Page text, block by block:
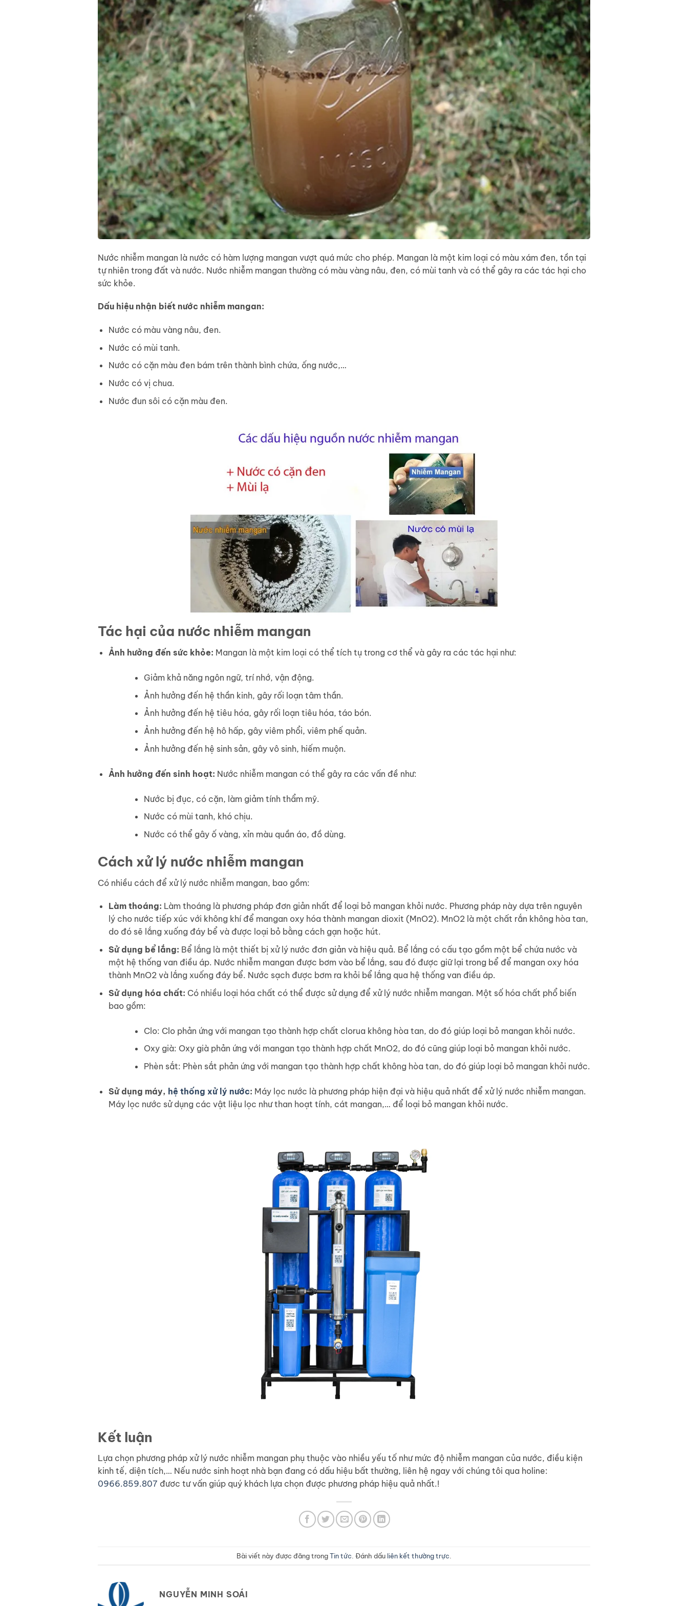
Nước nhiễm mangan là nước có hàm lượng mangan vượt quá mức cho phép. Mangan là một kim loại có màu xám đen, tồn tại
tự nhiên trong đất và nước. Nước nhiễm mangan thường có màu vàng nâu, đen, có mùi tanh và có thể gây ra các tác hại cho
sức khỏe.
Dấu hiệu nhận biết nước nhiễm mangan:
Nước có màu vàng nâu, đen.
Nước có mùi tanh.
Nước có cặn màu đen bám trên thành bình chứa, ống nước,…
Nước có vị chua.
Nước đun sôi có cặn màu đen.
Tác hại của nước nhiễm mangan
Ảnh hưởng đến sức khỏe: Mangan là một kim loại có thể tích tụ trong cơ thể và gây ra các tác hại như:
Giảm khả năng ngôn ngữ, trí nhớ, vận động.
Ảnh hưởng đến hệ thần kinh, gây rối loạn tâm thần.
Ảnh hưởng đến hệ tiêu hóa, gây rối loạn tiêu hóa, táo bón.
Ảnh hưởng đến hệ hô hấp, gây viêm phổi, viêm phế quản.
Ảnh hưởng đến hệ sinh sản, gây vô sinh, hiếm muộn.
Ảnh hưởng đến sinh hoạt: Nước nhiễm mangan có thể gây ra các vấn đề như:
Nước bị đục, có cặn, làm giảm tính thẩm mỹ.
Nước có mùi tanh, khó chịu.
Nước có thể gây ố vàng, xỉn màu quần áo, đồ dùng.
Cách xử lý nước nhiễm mangan
Có nhiều cách để xử lý nước nhiễm mangan, bao gồm:
Làm thoáng: Làm thoáng là phương pháp đơn giản nhất để loại bỏ mangan khỏi nước. Phương pháp này dựa trên nguyên
lý cho nước tiếp xúc với không khí để mangan oxy hóa thành mangan dioxit (MnO2). MnO2 là một chất rắn không hòa tan,
do đó sẽ lắng xuống đáy bể và được loại bỏ bằng cách gạn hoặc hút.
Sử dụng bể lắng: Bể lắng là một thiết bị xử lý nước đơn giản và hiệu quả. Bể lắng có cấu tạo gồm một bể chứa nước và
một hệ thống van điều áp. Nước nhiễm mangan được bơm vào bể lắng, sau đó được giữ lại trong bể để mangan oxy hóa
thành MnO2 và lắng xuống đáy bể. Nước sạch được bơm ra khỏi bể lắng qua hệ thống van điều áp.
Sử dụng hóa chất: Có nhiều loại hóa chất có thể được sử dụng để xử lý nước nhiễm mangan. Một số hóa chất phổ biến
bao gồm:
Clo: Clo phản ứng với mangan tạo thành hợp chất clorua không hòa tan, do đó giúp loại bỏ mangan khỏi nước.
Oxy già: Oxy già phản ứng với mangan tạo thành hợp chất MnO2, do đó cũng giúp loại bỏ mangan khỏi nước.
Phèn sắt: Phèn sắt phản ứng với mangan tạo thành hợp chất không hòa tan, do đó giúp loại bỏ mangan khỏi nước.
Sử dụng máy, hệ thống xử lý nước: Máy lọc nước là phương pháp hiện đại và hiệu quả nhất để xử lý nước nhiễm mangan.
Máy lọc nước sử dụng các vật liệu lọc như than hoạt tính, cát mangan,… để loại bỏ mangan khỏi nước.
Kết luận
Lựa chọn phương pháp xử lý nước nhiễm mangan phụ thuộc vào nhiều yếu tố như mức độ nhiễm mangan của nước, điều kiện
kinh tế, diện tích,… Nếu nước sinh hoạt nhà bạn đang có dấu hiệu bất thường, liên hệ ngay với chúng tôi qua holine:
0966.859.807 đươc tư vấn giúp quý khách lựa chọn được phương pháp hiệu quả nhất.!
Bài viết này được đăng trongTin tức . Đánh dấu liên kết thường trực
NGUYỄN MINH SOÁI